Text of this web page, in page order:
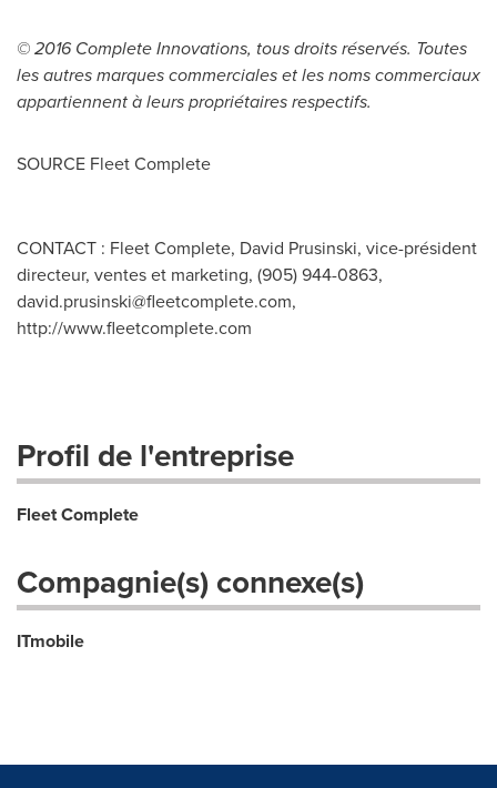
© 2016 Complete Innovations, tous droits réservés. Toutes
les autres marques commerciales et les noms commerciaux
appartiennent à leurs propriétaires respectifs.
SOURCE Fleet Complete
CONTACT : Fleet Complete, David Prusinski, vice-président
directeur, ventes et marketing, (905) 944-0863,
david.prusinski@fleetcomplete.com,
http://www.fleetcomplete.com
Profil de l'entreprise
Fleet Complete
Compagnie(s) connexe(s)
ITmobile